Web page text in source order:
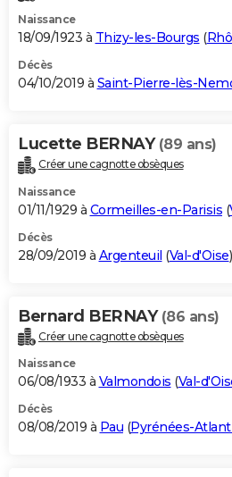
Naissance
18/09/1923 à Thizy-les-Bourgs (
Décès
04/10/2019 à Saint-Pierre-lès-
Lucette BERNAY (89 ans)
Créer une cagnotte obsèques
Naissance
01/11/1929 à Cormeilles-en-Parisis (
Décès
28/09/2019 à Argenteuil (Val-d'Oise)
Bernard BERNAY (86 ans)
Créer une cagnotte obsèques
Naissance
06/08/1933 à Valmondois (Val-
Décès
08/08/2019 à Pau (Pyrénées-